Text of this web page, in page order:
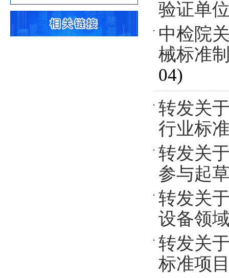
验证单
中检院
械标准
04)
转发关
行业标
转发关
参与起
转发关
设备领
转发关
标准项